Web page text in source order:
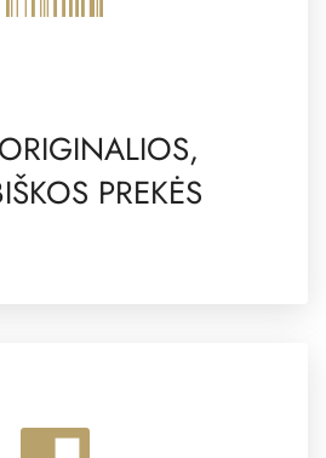
PREKĖS